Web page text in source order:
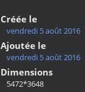
Créée le
vendredi 5 août 2016
Ajoutée le
vendredi 5 août 2016
Dimensions
5472*3648